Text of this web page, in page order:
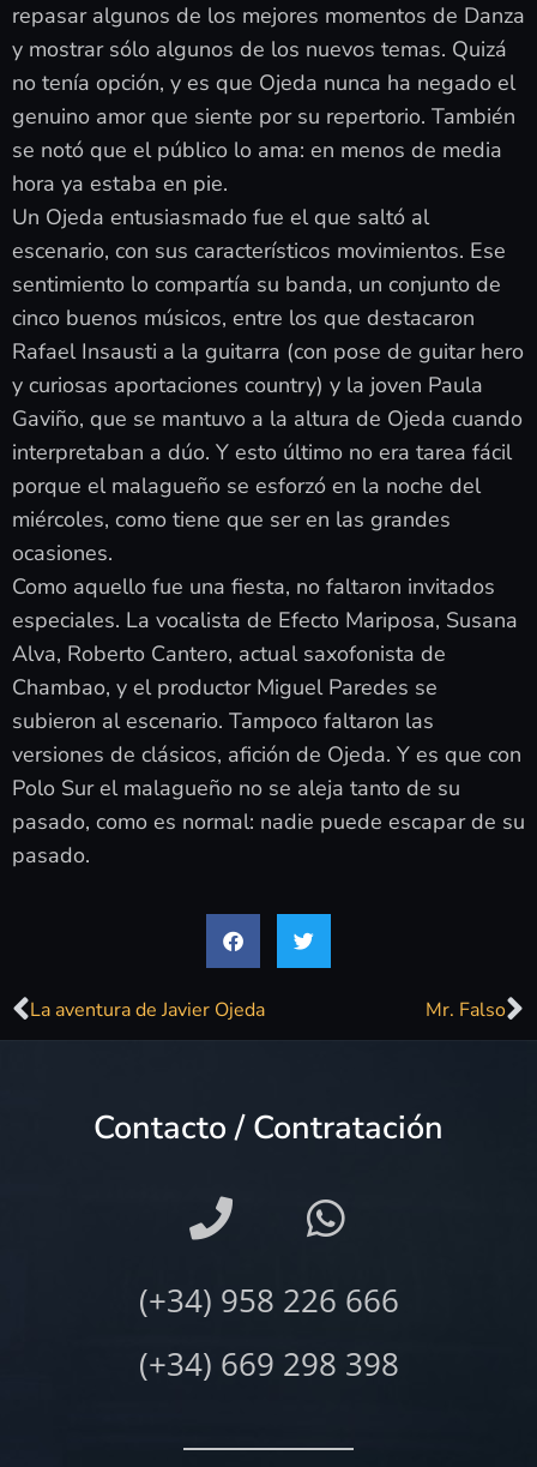
repasar algunos de los mejores momentos de Danza
y mostrar sólo algunos de los nuevos temas. Quizá
no tenía opción, y es que Ojeda nunca ha negado el
genuino amor que siente por su repertorio. También
se notó que el público lo ama: en menos de media
hora ya estaba en pie.
Un Ojeda entusiasmado fue el que saltó al
escenario, con sus característicos movimientos. Ese
sentimiento lo compartía su banda, un conjunto de
cinco buenos músicos, entre los que destacaron
Rafael Insausti a la guitarra (con pose de guitar hero
y curiosas aportaciones country) y la joven Paula
Gaviño, que se mantuvo a la altura de Ojeda cuando
interpretaban a dúo. Y esto último no era tarea fácil
porque el malagueño se esforzó en la noche del
miércoles, como tiene que ser en las grandes
ocasiones.
Como aquello fue una fiesta, no faltaron invitados
especiales. La vocalista de Efecto Mariposa, Susana
Alva, Roberto Cantero, actual saxofonista de
Chambao, y el productor Miguel Paredes se
subieron al escenario. Tampoco faltaron las
versiones de clásicos, afición de Ojeda. Y es que con
Polo Sur el malagueño no se aleja tanto de su
pasado, como es normal: nadie puede escapar de su
pasado.
La aventura de Javier Ojeda Mr. Falso
Contacto / Contratación
(+34) 958 226 666
(+34) 669 298 398